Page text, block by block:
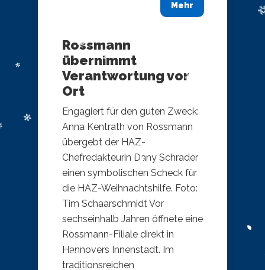
Mehr
Rossmann
übernimmt
Verantwortung vor
Ort
Engagiert für den guten Zweck:
Anna Kentrath von Rossmann
übergebt der HAZ-
Chefredakteurin Dany Schrader
einen symbolischen Scheck für
die HAZ-Weihnachtshilfe. Foto:
Tim Schaarschmidt Vor
sechseinhalb Jahren öffnete eine
Rossmann-Filiale direkt in
Hannovers Innenstadt. Im
traditionsreichen